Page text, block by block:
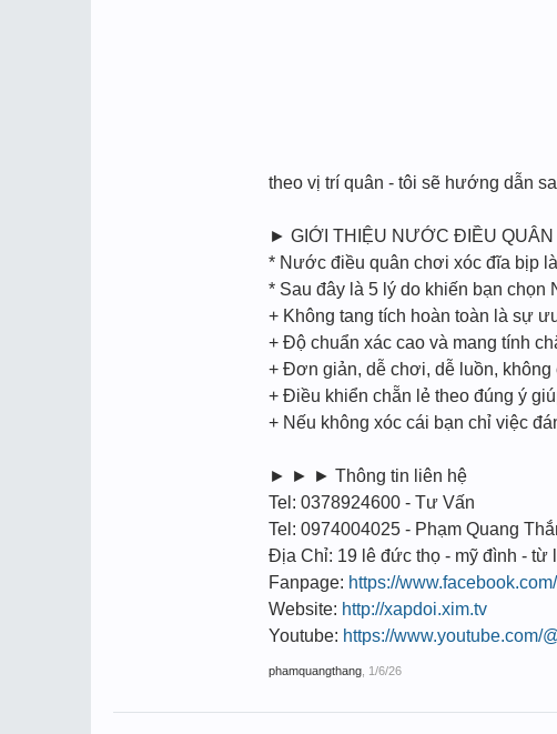
theo vị trí quân - tôi sẽ hướng dẫn
► GIỚI THIỆU NƯỚC ĐIỀU QUÂN
* Nước điều quân chơi xóc đĩa bịp
* Sau đây là 5 lý do khiến bạn
+ Không tang tích hoàn toàn là sự
+ Độ chuẩn xác cao và mang tính
+ Đơn giản, dễ chơi, dễ luồn,
+ Điều khiển chẵn lẻ theo đúng ý
+ Nếu không xóc cái bạn chỉ việc
► ► ► Thông tin liên hệ
Tel: 0378924600 - Tư Vấn
Tel: 0974004025 - Phạm Quang
Địa Chỉ: 19 lê đức thọ - mỹ đình - từ
Fanpage: https://
Website: http://xapdoi.xim.tv
Youtube: https://www.youtube.com/
phamquangthang 1/6/26